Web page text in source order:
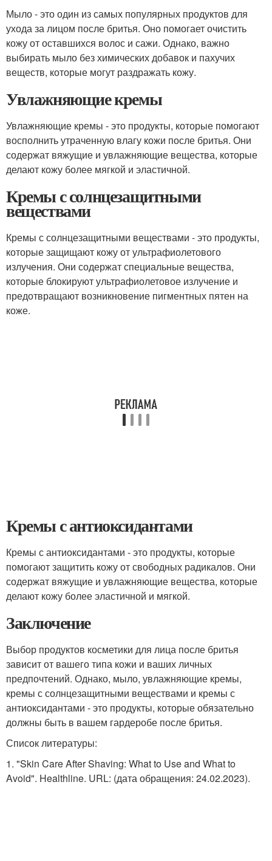
Мыло - это один из самых популярных продуктов для
ухода за лицом после бритья. Оно помогает очистить
кожу от оставшихся волос и сажи. Однако, важно
выбирать мыло без химических добавок и пахучих
веществ, которые могут раздражать кожу.
Увлажняющие кремы
Увлажняющие кремы - это продукты, которые помогают
восполнить утраченную влагу кожи после бритья. Они
содержат вяжущие и увлажняющие вещества, которые
делают кожу более мягкой и эластичной.
Кремы с солнцезащитными
веществами
Кремы с солнцезащитными веществами - это продукты,
которые защищают кожу от ультрафиолетового
излучения. Они содержат специальные вещества,
которые блокируют ультрафиолетовое излучение и
предотвращают возникновение пигментных пятен на
коже.
Кремы с антиоксидантами
Кремы с антиоксидантами - это продукты, которые
помогают защитить кожу от свободных радикалов. Они
содержат вяжущие и увлажняющие вещества, которые
делают кожу более эластичной и мягкой.
Заключение
Выбор продуктов косметики для лица после бритья
зависит от вашего типа кожи и ваших личных
предпочтений. Однако, мыло, увлажняющие кремы,
кремы с солнцезащитными веществами и кремы с
антиоксидантами - это продукты, которые обязательно
должны быть в вашем гардеробе после бритья.
Список литературы:
1. "Skin Care After Shaving: What to Use and What to
Avoid". Healthline. URL: (дата обращения: 24.02.2023).